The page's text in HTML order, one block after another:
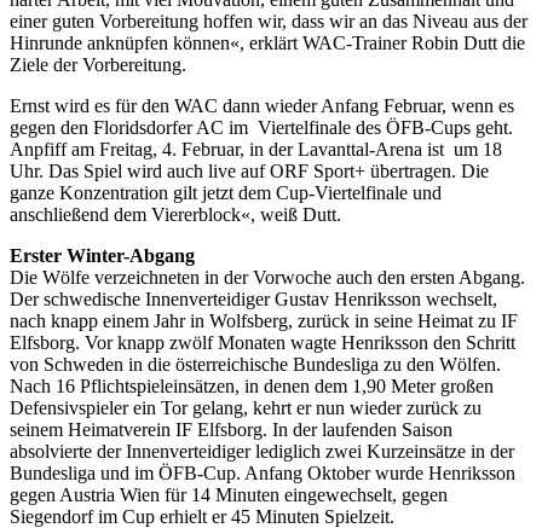
einer guten Vorbereitung hoffen wir, dass wir an das Niveau aus der
Hinrunde anknüpfen können«, erklärt WAC-Trainer Robin Dutt die
Ziele der Vorbereitung.
Ernst wird es für den WAC dann wieder Anfang Februar, wenn es
gegen den Floridsdorfer AC im Viertelfinale des ÖFB-Cups geht.
Anpfiff am Freitag, 4. Februar, in der Lavanttal-Arena ist um 18
Uhr. Das Spiel wird auch live auf ORF Sport+ übertragen. Die
ganze Konzentration gilt jetzt dem Cup-Viertelfinale und
anschließend dem Viererblock«, weiß Dutt.
Erster Winter-Abgang
Die Wölfe verzeichneten in der Vorwoche auch den ersten Abgang.
Der schwedische Innenverteidiger Gustav Henriksson wechselt,
nach knapp einem Jahr in Wolfsberg, zurück in seine Heimat zu IF
Elfsborg. Vor knapp zwölf Monaten wagte Henriksson den Schritt
von Schweden in die österreichische Bundesliga zu den Wölfen.
Nach 16 Pflichtspieleinsätzen, in denen dem 1,90 Meter großen
Defensivspieler ein Tor gelang, kehrt er nun wieder zurück zu
seinem Heimatverein IF Elfsborg. In der laufenden Saison
absolvierte der Innenverteidiger lediglich zwei Kurzeinsätze in der
Bundesliga und im ÖFB-Cup. Anfang Oktober wurde Henriksson
gegen Austria Wien für 14 Minuten eingewechselt, gegen
Siegendorf im Cup erhielt er 45 Minuten Spielzeit.